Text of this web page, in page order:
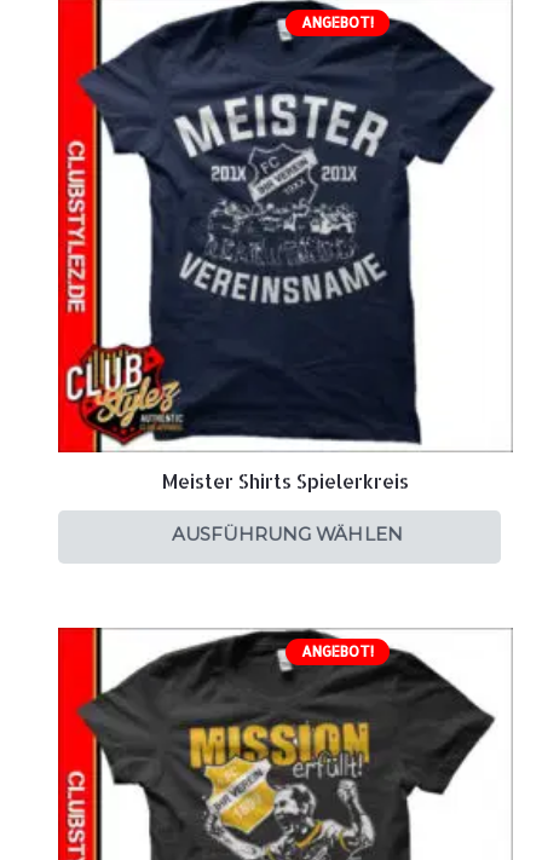
ANGEBOT!
Meister Shirts Spielerkreis
AUSFÜHRUNG WÄHLEN
ANGEBOT!